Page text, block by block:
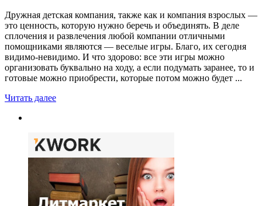
Дружная детская компания, также как и компания взрослых —
это ценность, которую нужно беречь и объединять. В деле
сплочения и развлечения любой компании отличными
помощниками являются — веселые игры. Благо, их сегодня
видимо-невидимо. И что здорово: все эти игры можно
организовать буквально на ходу, а если подумать заранее, то и
готовые можно приобрести, которые потом можно будет ...
Читать далее